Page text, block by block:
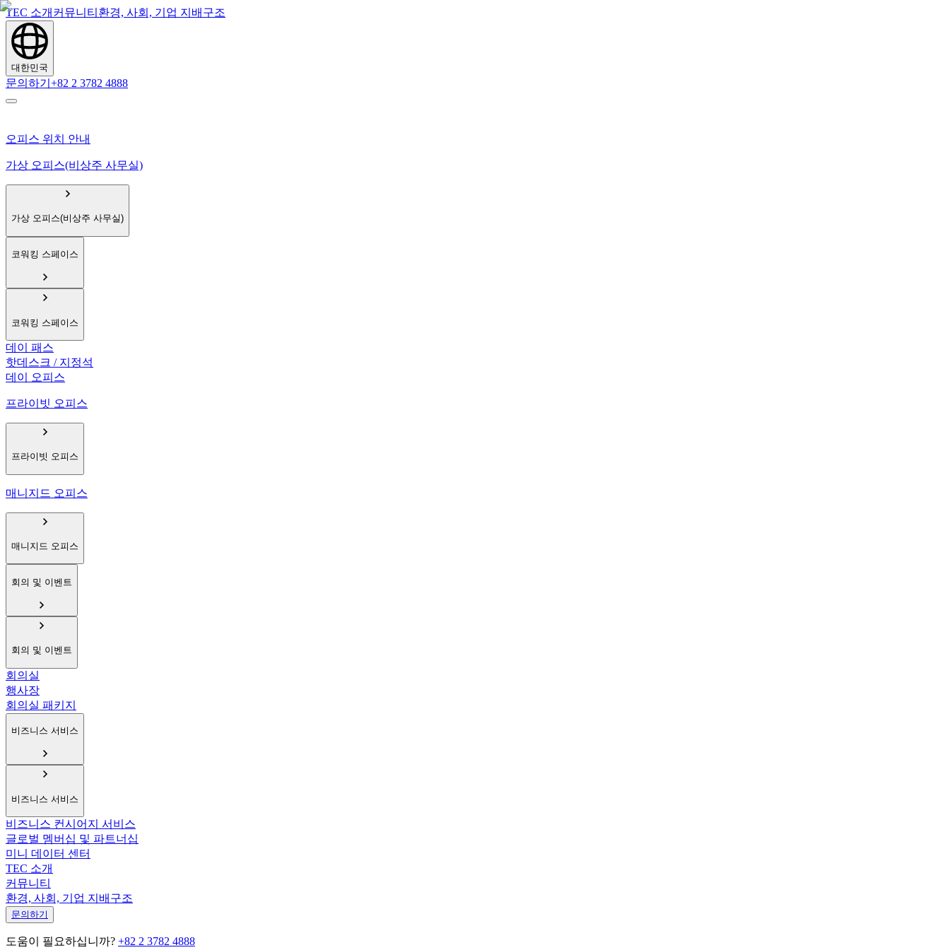
TEC 소개 커뮤니티 환경, 사회, 기업 지배구조
대한민국
문의하기 +82 2 3782 4888
오피스 위치 안내
가상 오피스(비상주 사무실)
가상 오피스(비상주 사무실)
코워킹 스페이스
코워킹 스페이스
데이 패스
핫데스크 / 지정석
데이 오피스
프라이빗 오피스
프라이빗 오피스
매니지드 오피스
매니지드 오피스
회의 및 이벤트
회의 및 이벤트
회의실
행사장
회의실 패키지
비즈니스 서비스
비즈니스 서비스
비즈니스 컨시어지 서비스
글로벌 멤버십 및 파트너십
미니 데이터 센터
TEC 소개
커뮤니티
환경, 사회, 기업 지배구조
문의하기
도움이 필요하십니까? +82 2 3782 4888